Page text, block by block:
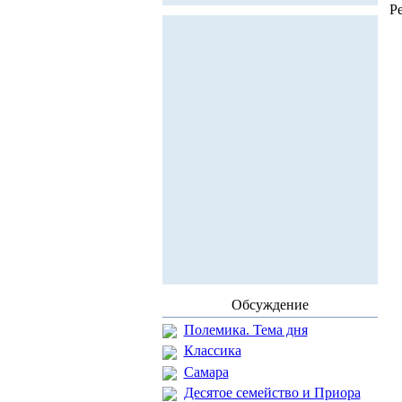
Обсуждение
Полемика. Тема дня
Классика
Самара
Десятое семейство и Приора